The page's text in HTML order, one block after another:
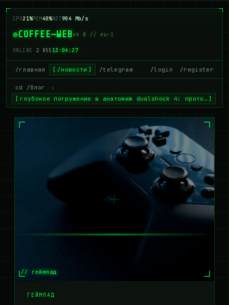
CPU16%MEM40%NET916 Mb/s
COFFEE—WEBv4.0 // eu-1
ONLINE 2 857 13:04:28
/главная /новости /telegram /login /register
cd /блог
›
глубокое погружение в анатомию dualshock 4: прото…
// геймпад
ГЕЙМПАД